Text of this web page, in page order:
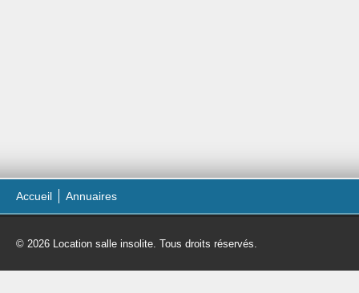
Accueil Annuaires
© 2026 Location salle insolite. Tous droits réservés.